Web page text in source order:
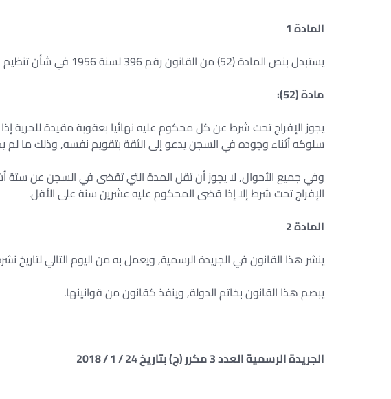
المادة 1
يستبدل بنص المادة (52) من القانون رقم 396 لسنة 1956 في شأن تنظيم السجون, النص الآتي:-
مادة (52):
يجوز الإفراج تحت شرط عن كل محكوم عليه نهائيا بعقوبة مقيدة
سلوكه أثناء وجوده في السجن يدعو إلى الثقة بتقويم نفسه, وذلك ما لم
وفي جميع الأحوال, لا يجوز أن تقل المدة التي تقضى في السجن عن ستة
الإفراج تحت شرط إلا إذا قضى المحكوم عليه عشرين سنة على الأقل.
المادة 2
ينشر هذا القانون في الجريدة الرسمية, ويعمل به من اليوم التالي لتاريخ
يبصم هذا القانون بخاتم الدولة, وينفذ كقانون من قوانينها.
الجريدة الرسمية العدد 3 مكرر (ج) بتاريخ 24 / 1 / 2018